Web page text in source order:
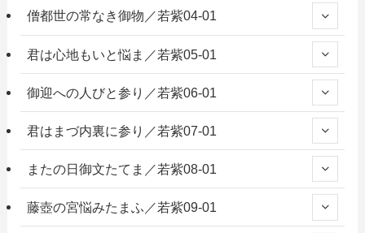
僧都世の常なき御物／若紫04-01
君は心地もいと悩ま／若紫05-01
御迎への人びと参り／若紫06-01
君はまづ内裏に参り／若紫07-01
またの日御文たてま／若紫08-01
藤壺の宮悩みたまふ／若紫09-01